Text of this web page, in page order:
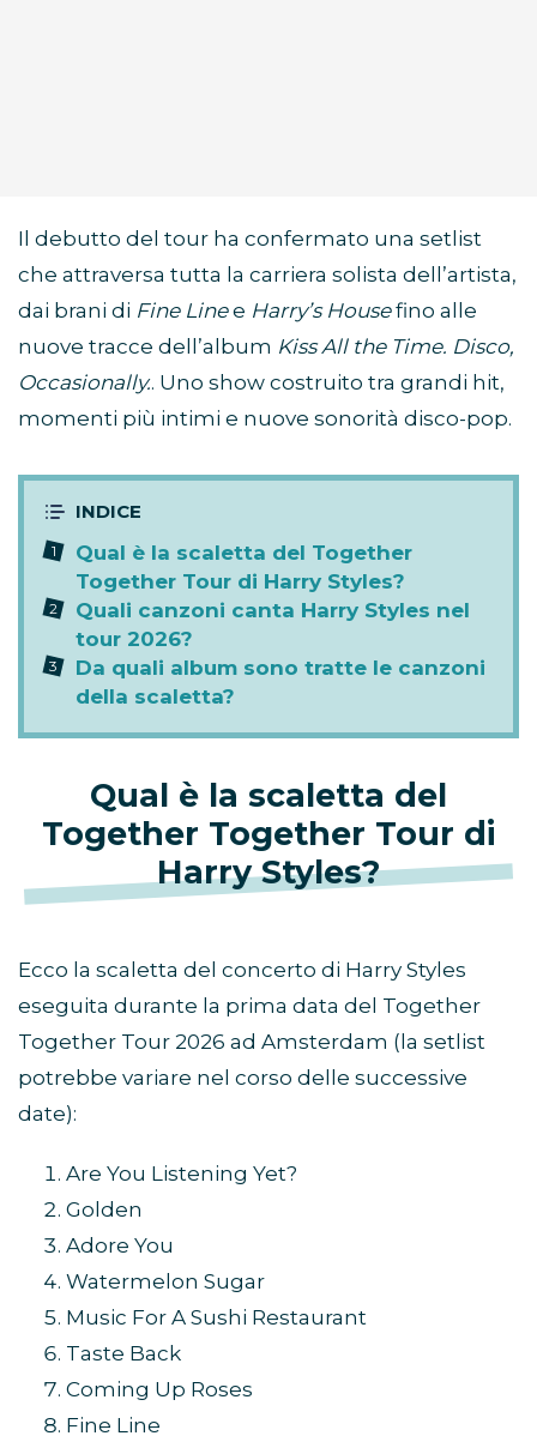
Il debutto del tour ha confermato una setlist
che attraversa tutta la carriera solista dell’artista,
dai brani di Fine Linee Harry’s Housefino alle
nuove tracce dell’album Kiss All the Time. Disco,
Occasionally.. Uno show costruito tra grandi hit,
momenti più intimi e nuove sonorità disco-pop.
Qual è la scaletta del Together
Together Tour di Harry Styles?
Quali canzoni canta Harry Styles nel
tour 2026?
Da quali album sono tratte le canzoni
della scaletta?
Qual è la scaletta del
Together Together Tour di
Harry Styles?
Ecco la scaletta del concerto di Harry Styles
eseguita durante la prima data del Together
Together Tour 2026 ad Amsterdam (la setlist
potrebbe variare nel corso delle successive
date):
Are You Listening Yet?
Golden
Adore You
Watermelon Sugar
Music For A Sushi Restaurant
Taste Back
Coming Up Roses
Fine Line